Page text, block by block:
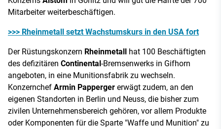
Mitarbeiter weiterbeschäftigen.
>>> Rheinmetall setzt Wachstumskurs in den USA fort
Der Rüstungskonzern Rheinmetall hat 100 Beschäftigten
des defizitären Continental-Bremsenwerks in Gifhorn
angeboten, in eine Munitionsfabrik zu wechseln.
Konzernchef Armin Papperger erwägt zudem, an den
eigenen Standorten in Berlin und Neuss, die bisher zum
zivilen Unternehmensbereich gehören, vor allem Produkte
oder Komponenten für die Sparte "Waffe und Munition" zu